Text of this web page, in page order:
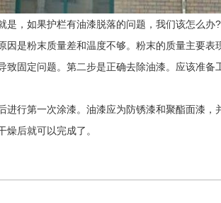
如果护栏有油漆脱落的问题，我们该怎么办?
粉末质量差和温度不够。粉末的质量主要表
固定问题。第二步是正确去除油漆。应该准
第一次涂漆。油漆应为防锈漆和聚酯面漆，
后就可以完成了。